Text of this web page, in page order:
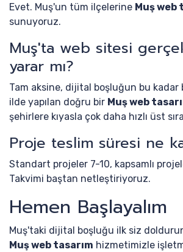
Evet. Muş'un tüm ilçelerine Muş web
sunuyoruz.
Muş'ta web sitesi
yarar mı?
Tam aksine, dijital boşluğun bu
ilde yapılan doğru bir Muş web
şehirlere kıyasla çok daha hızlı üst
Proje teslim süresi ne
Standart projeler 7-10, kapsamlı
Takvimi baştan netleştiriyoruz.
Hemen Başlayalım
Muş'taki dijital boşluğu ilk siz
Muş web tasarım hizmetimizle